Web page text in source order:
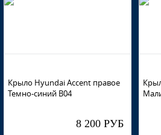
Крыло Hyundai Accent правое
Темно-синий В04
8 200 РУБ